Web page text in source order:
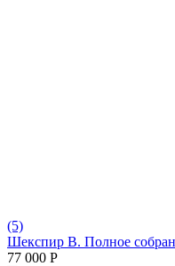
(5)
Шекспир В. Полное
77 000 Р